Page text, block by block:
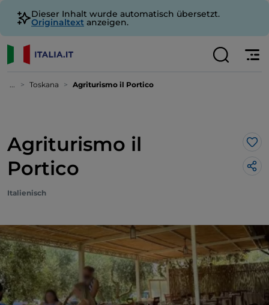
Dieser Inhalt wurde automatisch übersetzt.
Originaltext anzeigen.
... Toskana Agriturismo il Portico
Agriturismo il
Portico
Italienisch